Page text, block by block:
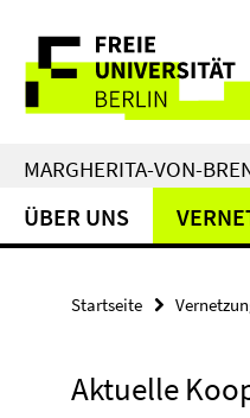
direkt
Inhalt
Service-
Navigation
MARGHERITA-VON-
ÜBER UNS
Startseite
Aktuelle